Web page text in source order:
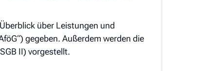
über Leistungen und
gegeben. Außerdem werden die
II) vorgestellt.